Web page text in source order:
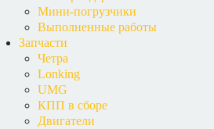
Мини-погрузчики
Выполненные работы
Запчасти
Четра
Lonking
UMG
КПП в сборе
Двигатели